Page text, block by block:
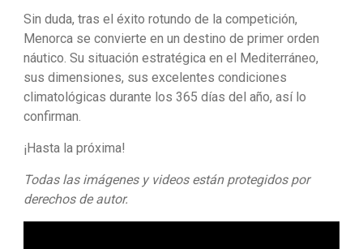
Sin duda, tras el éxito rotundo de la competición,
Menorca se convierte en un destino de primer orden
náutico. Su situación estratégica en el Mediterráneo,
sus dimensiones, sus excelentes condiciones
climatológicas durante los 365 días del año, así lo
confirman.
¡Hasta la próxima!
Todas las imágenes y videos están protegidos por
derechos de autor.